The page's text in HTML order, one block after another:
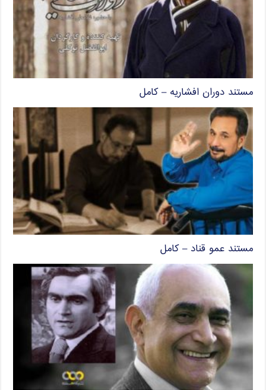
مستند دوران افشاریه – کامل
مستند عمو قناد – کامل